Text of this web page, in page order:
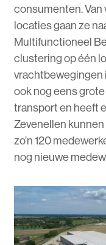
consumenten.
locaties gaan ze
Multifunctioneel
clustering op één
vrachtbewegingen
ook nog eens
transport en heeft
Zevenellen
zo’n 120
nog nieuwe